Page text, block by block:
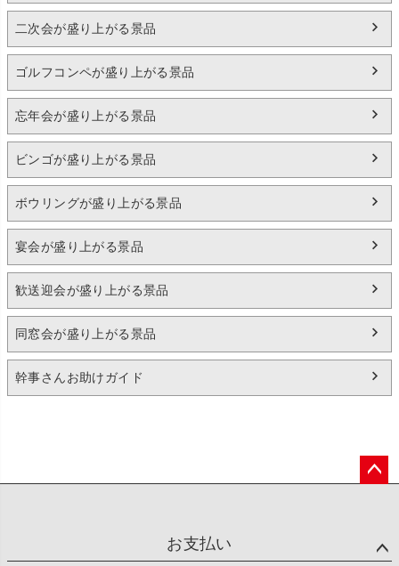
二次会が盛り上がる景品
ゴルフコンペが盛り上がる景品
忘年会が盛り上がる景品
ビンゴが盛り上がる景品
ボウリングが盛り上がる景品
宴会が盛り上がる景品
歓送迎会が盛り上がる景品
同窓会が盛り上がる景品
幹事さんお助けガイド
お支払い